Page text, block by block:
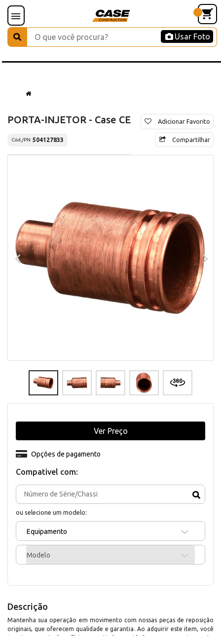
Usar Foto
PORTA-INJETOR - Case CE
Cód./PN 504127833
Adicionar Favorito
Compartilhar
Compativel com:
ou selecione um modelo:
Equipamento
Modelo
Opções de pagamento
Ver Preço
Descrição
Mantenha sua operação em movimento com nossas peças de reposição
originais, que oferecem qualidade e garantia. Ao adquirir este item, você